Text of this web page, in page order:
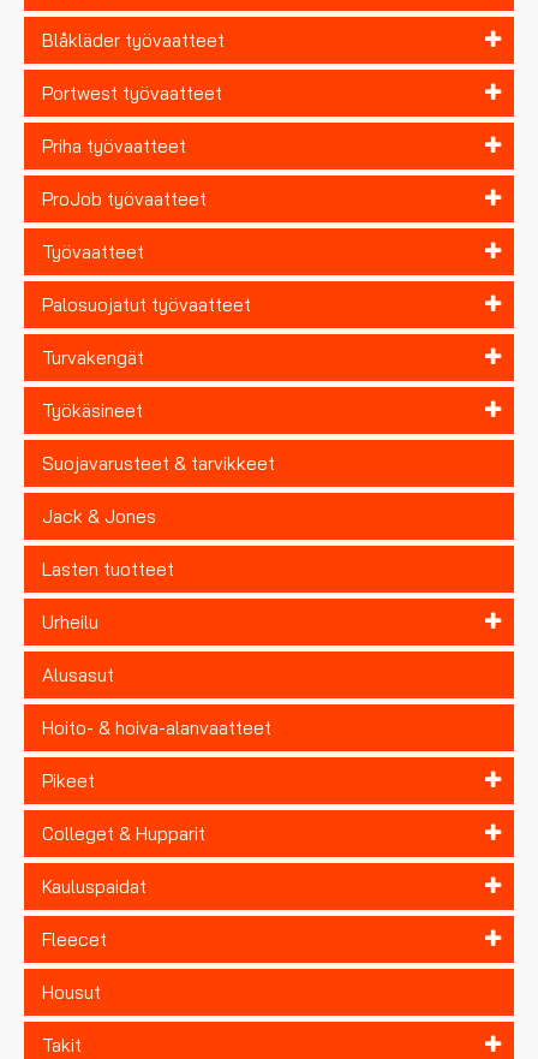
Blåkläder työvaatteet
Portwest työvaatteet
Priha työvaatteet
ProJob työvaatteet
Työvaatteet
Palosuojatut työvaatteet
Turvakengät
Työkäsineet
Suojavarusteet & tarvikkeet
Jack & Jones
Lasten tuotteet
Urheilu
Alusasut
Hoito- & hoiva-alanvaatteet
Pikeet
Colleget & Hupparit
Kauluspaidat
Fleecet
Housut
Takit